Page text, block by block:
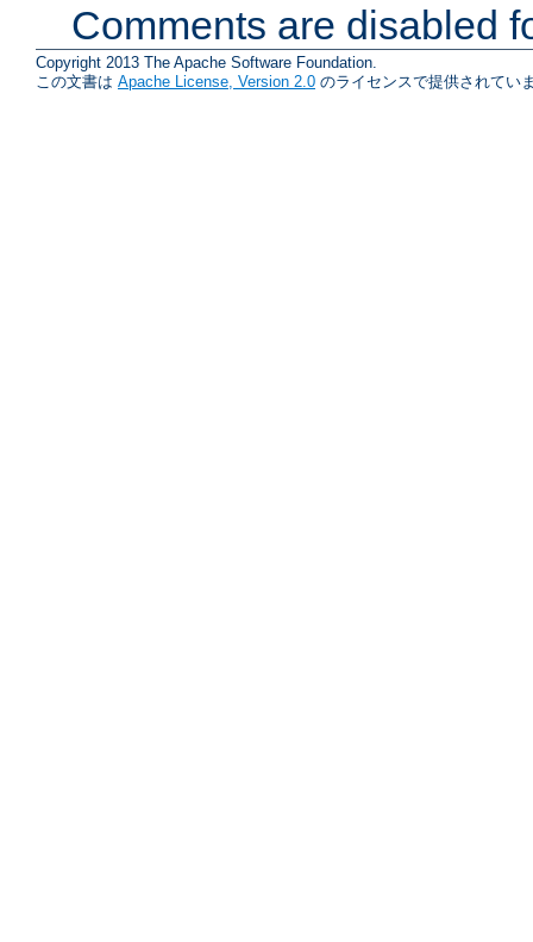
Comments are disabled
Copyright 2013 The Apache Software Foundation.
この文書は Apache License, Version 2.0 のライセンスで提供されてい